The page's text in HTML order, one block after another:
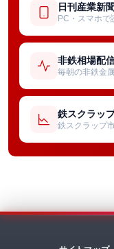
日刊産業新聞
PC・スマホで
非鉄相場配
毎朝の非鉄金
鉄スクラッ
鉄スクラップ